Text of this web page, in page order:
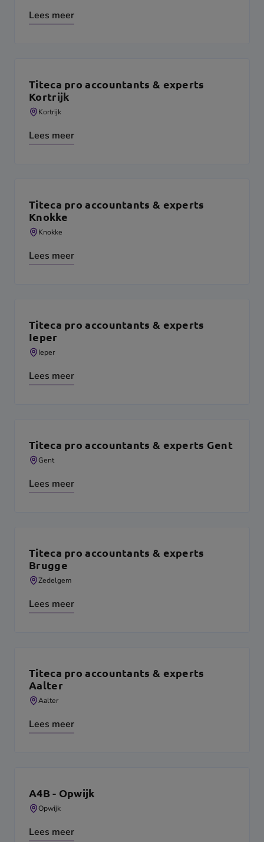
Lees meer
Titeca pro accountants & experts
Kortrijk
Kortrijk
Lees meer
Titeca pro accountants & experts
Knokke
Knokke
Lees meer
Titeca pro accountants & experts
Ieper
Ieper
Lees meer
Titeca pro accountants & experts Gent
Gent
Lees meer
Titeca pro accountants & experts
Brugge
Zedelgem
Lees meer
Titeca pro accountants & experts
Aalter
Aalter
Lees meer
A4B - Opwijk
Opwijk
Lees meer